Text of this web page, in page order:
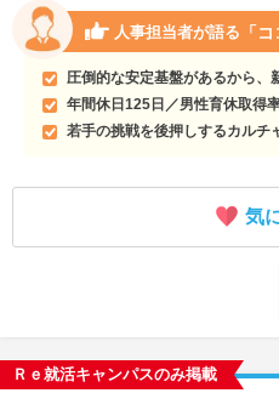
人事担当者が語る 「
圧倒的な安定基盤があるから、
年間休日125日／男性育休取得
若手の挑戦を後押しするカルチ
気
Ｒｅ就活キャンパスのみ掲載